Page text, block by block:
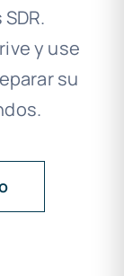
y use
su